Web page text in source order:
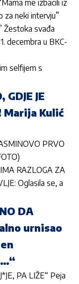
me izbacili iz
za neki intervju”
Žestoka svađa
decembra u BKC-
selfijem s
GDJE JE
Marija Kulić
PRVO
RAZLOGA ZA
Oglasila se, a
DA
urnisao
PA LIŽE“ Peja